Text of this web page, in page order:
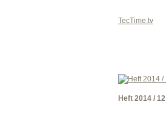
TecTime.tv
Heft 2014 / 12